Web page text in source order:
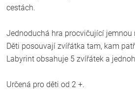
cestách.
Jednoduchá hra procvičující jemnou
Děti posouvají zvířátka tam, kam
Labyrint obsahuje 5 zvířátek a
Určená pro děti od 2 +.